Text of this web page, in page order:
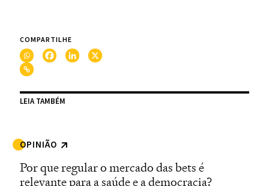
COMPARTILHE
LEIA TAMBÉM
OPINIÃO
Por que regular o mercado das bets é
relevante para a saúde e a democracia?